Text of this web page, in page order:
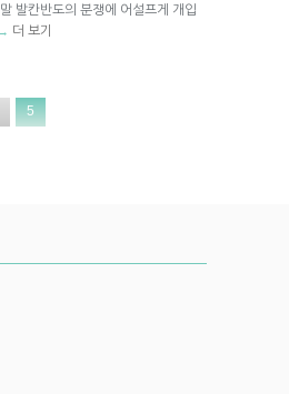
발칸반도의 분쟁에 어설프게 개입
→ 더 보기
5